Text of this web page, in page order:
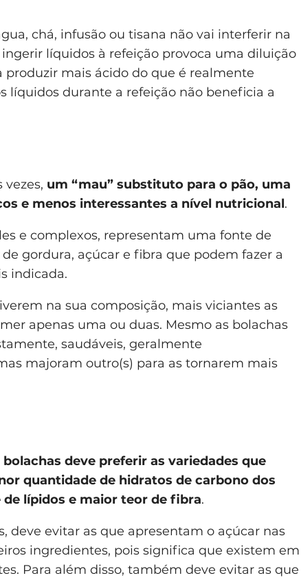
chá, infusão ou tisana não vai interferir na
líquidos à refeição provoca uma diluição
produzir mais ácido do que é realmente
líquidos durante a refeição não beneficia a
um “mau” substituto para o pão, uma
e menos interessantes a nível nutricional.
e complexos, representam uma fonte de
gordura, açúcar e fibra que podem fazer a
indicada.
na sua composição, mais viciantes as
apenas uma ou duas. Mesmo as bolachas
saudáveis, geralmente
majoram outro(s) para as tornarem mais
deve preferir as variedades que
quantidade de hidratos de carbono dos
lípidos e maior teor de fibra.
deve evitar as que apresentam o açúcar nas
ingredientes, pois significa que existem em
Para além disso, também deve evitar as que